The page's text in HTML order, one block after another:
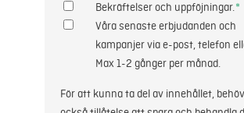
Bekräftelser och uppföjningar.*
Våra senaste erbjudanden och
kampanjer via e-post, telefon
Max 1-2 gånger per månad.
För att kunna ta del av innehållet,